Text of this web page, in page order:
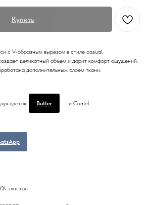
Купить
с V-образным вырезом в стиле casual.
деликатный объем и дарит комфорт ощущений.
дополнительным слоем ткани.
цветах: Butter и Camel.
эластан